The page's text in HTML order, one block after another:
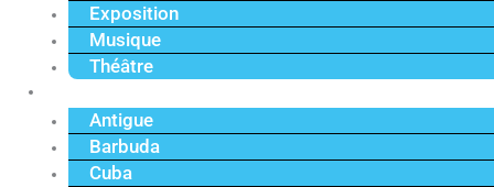
Exposition
Musique
Théâtre
Antigue
Barbuda
Cuba